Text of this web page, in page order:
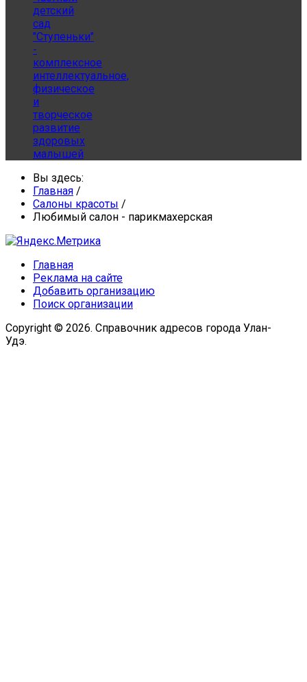
детский
сад
"Ступеньки"
-
комплексное
интеллектуальное,
физическое
и
творческое
развитие
здоровых
малышей
Вы здесь:
Главная /
Салоны красоты /
Любимый салон - парикмахерская
Главная
Реклама на сайте
Добавить организацию
Поиск организации
Copyright © 2026. Справочник адресов города Улан-
Удэ.